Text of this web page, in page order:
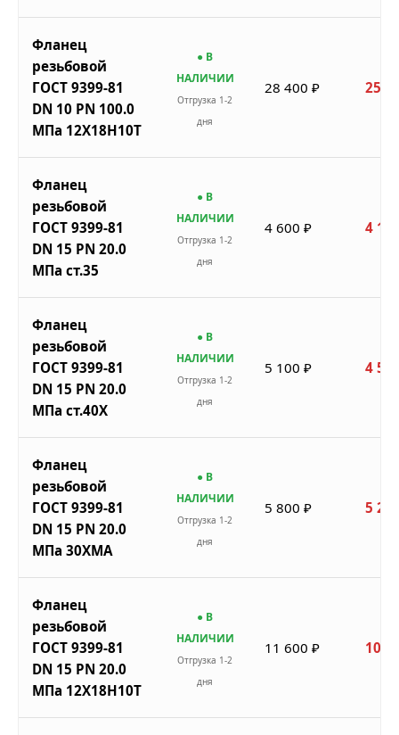
Фланец
резьбовой
ГОСТ 9399-81
DN 10 PN 100.0
МПа 12Х18Н10Т
● В
НАЛИЧИИ
Отгрузка 1-2
дня
28 400 ₽ 25
Фланец
резьбовой
ГОСТ 9399-81
DN 15 PN 20.0
МПа ст.35
● В
НАЛИЧИИ
Отгрузка 1-2
дня
4 600 ₽ 4
Фланец
резьбовой
ГОСТ 9399-81
DN 15 PN 20.0
МПа ст.40Х
● В
НАЛИЧИИ
Отгрузка 1-2
дня
5 100 ₽ 4
Фланец
резьбовой
ГОСТ 9399-81
DN 15 PN 20.0
МПа 30ХМА
● В
НАЛИЧИИ
Отгрузка 1-2
дня
5 800 ₽ 5
Фланец
резьбовой
ГОСТ 9399-81
DN 15 PN 20.0
МПа 12Х18Н10Т
● В
НАЛИЧИИ
Отгрузка 1-2
дня
11 600 ₽ 10